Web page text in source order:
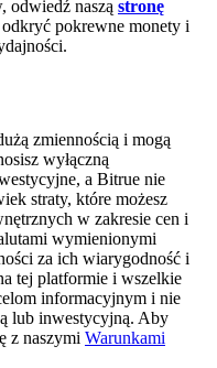
USDT
Bonus
APR
odwiedź naszą stronę
odkryć pokrewne monety i
zmiennością i mogą
wyłączną
a Bitrue nie
straty, które możesz
w zakresie cen i
wymienionymi
za ich wiarygodność i
tej platformie i wszelkie
informacyjnym i nie
lub inwestycyjną. Aby
z naszymi Warunkami